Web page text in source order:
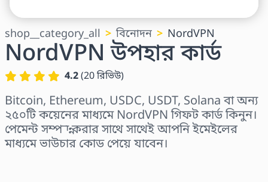
shop__category_all বিনোদন NordVPN
NordVPN উপহার কার্ড
4.2(20রিভিউ)
Bitcoin, Ethereum, USDC, USDT, Solana বা অন্য
২৫০টি কয়েনের মাধ্যমে NordVPN গিফট কার্ড কিনুন।
পেমেন্ট সম্পন্ন করার সাথে সাথেই আপনি ইমেইলের
মাধ্যমে ভাউচার কোড পেয়ে যাবেন।